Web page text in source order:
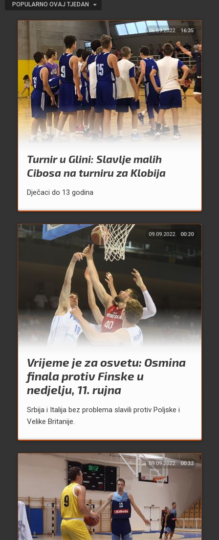
POPULARNO OVAJ TJEDAN
06.09.2022. 16:35
Turnir u Glini: Slavlje malih
Cibosa na turniru za Klobija
Dječaci do 13 godina
09.09.2022. 00:20
Vrijeme je za osvetu: Osmina
finala protiv Finske u
nedjelju, 11. rujna
Srbija i Italija bez problema slavili protiv Poljske i
Velike Britanije.
09.09.2022. 00:32